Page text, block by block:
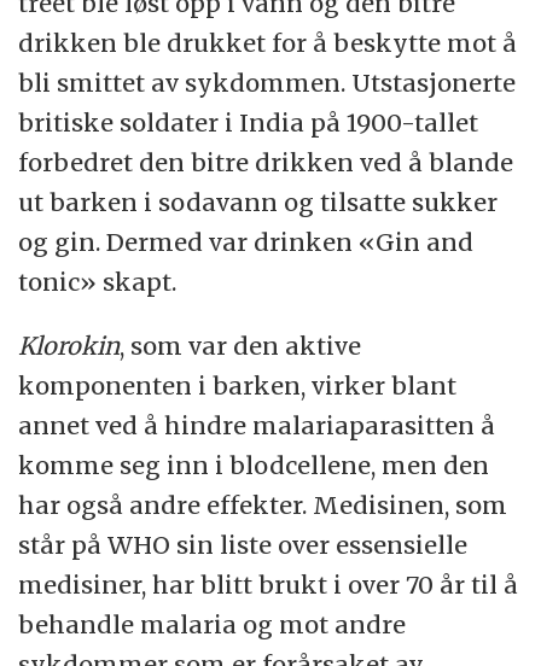
drikken ble drukket for å beskytte mot å
bli smittet av sykdommen. Utstasjonerte
britiske soldater i India på 1900-tallet
forbedret den bitre drikken ved å blande
ut barken i sodavann og tilsatte sukker
og gin. Dermed var drinken «Gin and
tonic» skapt.
Klorokin, som var den aktive
komponenten i barken, virker blant
annet ved å hindre malariaparasitten å
komme seg inn i blodcellene, men den
har også andre effekter. Medisinen, som
står på WHO sin liste over essensielle
medisiner, har blitt brukt i over 70 år til å
behandle malaria og mot andre